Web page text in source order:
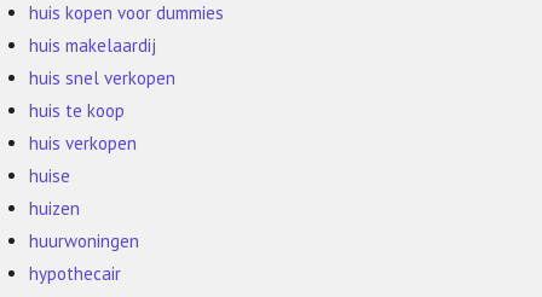
huis kopen voor dummies
huis makelaardij
huis snel verkopen
huis te koop
huis verkopen
huise
huizen
huurwoningen
hypothecair